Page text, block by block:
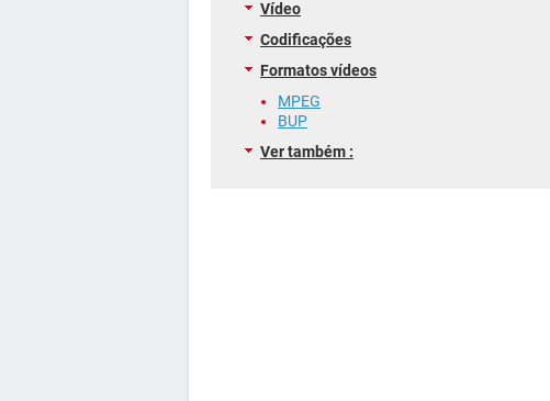
Vídeo
Codificações
Formatos vídeos
MPEG
BUP
Ver também :